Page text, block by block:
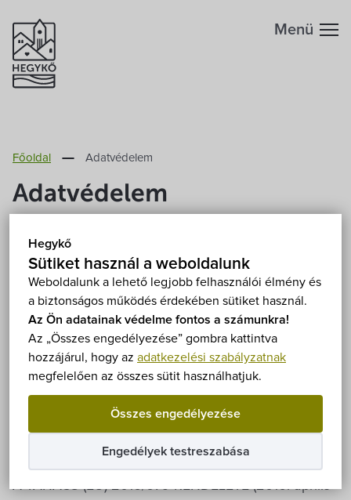
Hegykő
Sütiket használ a weboldalunk
Weboldalunk a lehető legjobb felhasználói élmény és
a biztonságos működés érdekében sütiket használ.
Az Ön adatainak védelme fontos a számunkra!
Az „Összes engedélyezése” gombra kattintva
hozzájárul, hogy az adatkezelési szabályzatnak
megfelelően az összes sütit használhatjuk.
Összes engedélyezése
Engedélyek testreszabása
Fontos telefonszámok
Földrajzi adottság
Éghajlat
Hegykő történelme
Éttermek
Programok
Önkormányzat
Hírek
Menü
Főoldal Adatvédelem
Adatvédelem
Bevezetés
Hegykő Község Önkormányzata(székhely: 9437
Hegykő, Iskola u. 1.), (a továbbiakban: Szolgáltató,
adatkezelő) alá veti magát a következő
szabályzatnak:
A természetes személyeknek a személyes adatok
kezelése tekintetében történő védelméről és az ilyen
adatok szabad áramlásáról, valamint a 95/46/EK
A TANÁCS (EU) 2016/679 RENDELETE (2016. április